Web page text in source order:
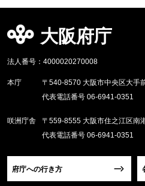
大阪府庁
法人番号：4000020270008
本庁
〒540-8570 大阪市中央区大手
代表電話番号 06-6941-0351
咲洲庁舎
〒559-8555 大阪市住之江区南
代表電話番号 06-6941-0351
府庁への行き方